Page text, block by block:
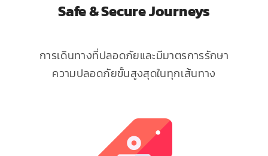
Safe & Secure Journeys
การเดินทางที่ปลอดภัยและมีมาตรการรักษา
ความปลอดภัยขั้นสูงสุดในทุกเส้นทาง